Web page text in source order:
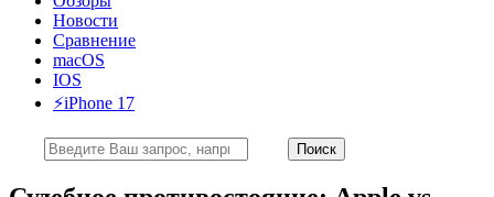
Новости
Сравнение
macOS
IOS
⚡️iPhone 17